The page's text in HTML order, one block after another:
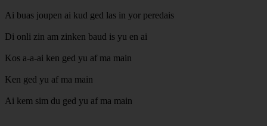
Ai buas joupen ai kud ged las in yor peredais
Di onli zin am zinken baud is yu en ai
Kos a-a-ai ken ged yu af ma main
Ken ged yu af ma main
Ai kem sim du ged yu af ma main